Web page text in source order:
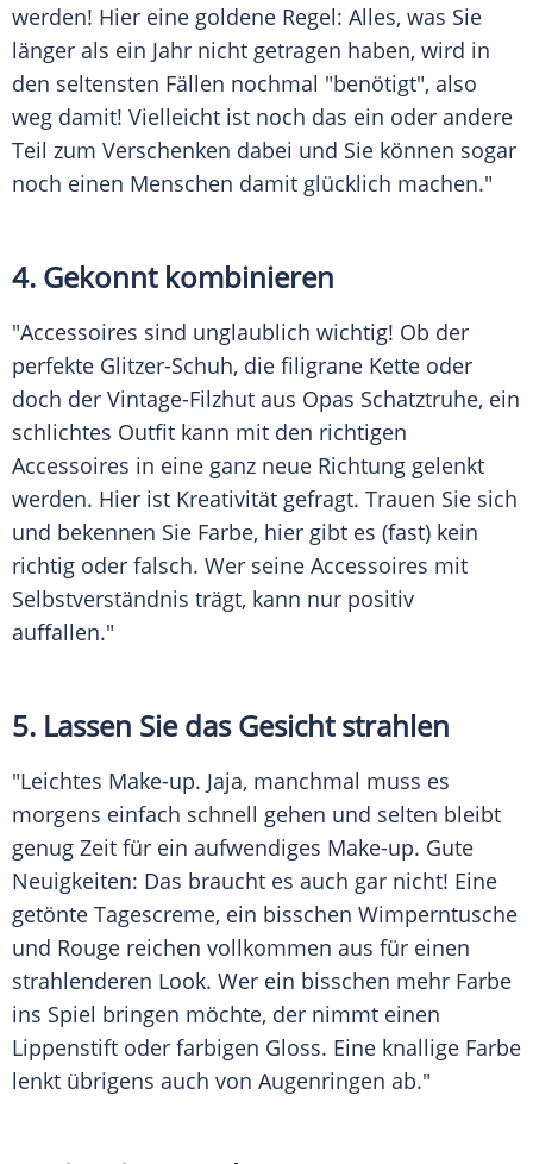
werden! Hier eine goldene Regel: Alles, was Sie
länger als ein Jahr nicht getragen haben, wird in
den seltensten Fällen nochmal "benötigt", also
weg damit! Vielleicht ist noch das ein oder andere
Teil zum Verschenken dabei und Sie können sogar
noch einen Menschen damit glücklich machen."
4. Gekonntkombinieren
"Accessoires sind unglaublich wichtig! Ob der
perfekte Glitzer-Schuh, die filigrane Kette oder
doch der Vintage-Filzhut aus Opas Schatztruhe, ein
schlichtes Outfit kann mit den richtigen
Accessoires in eine ganz neue Richtung gelenkt
werden. Hier ist Kreativität gefragt. Trauen Sie sich
und bekennen Sie Farbe, hier gibt es (fast) kein
richtig oder falsch. Wer seine Accessoires mit
Selbstverständnis trägt, kann nur positiv
auffallen."
5. Lassen Sie das Gesicht strahlen
"Leichtes Make-up. Jaja, manchmal muss es
morgens einfach schnell gehen und selten bleibt
genug Zeit für ein aufwendiges Make-up. Gute
Neuigkeiten: Das braucht es auch gar nicht! Eine
getönte Tagescreme, ein bisschen Wimperntusche
und Rouge reichen vollkommen aus für einen
strahlenderen Look. Wer ein bisschen mehr Farbe
ins Spiel bringen möchte, der nimmt einen
Lippenstift oder farbigen Gloss. Eine knallige Farbe
lenkt übrigens auch von Augenringen ab."